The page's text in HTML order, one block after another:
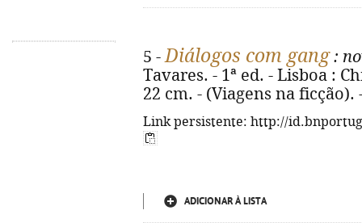
5 -Diálogos com gang:
Tavares. - 1ª ed. - Lisboa :
22 cm. - (Viagens na ficção).
Link persistente: http://
ADICIONAR À LISTA